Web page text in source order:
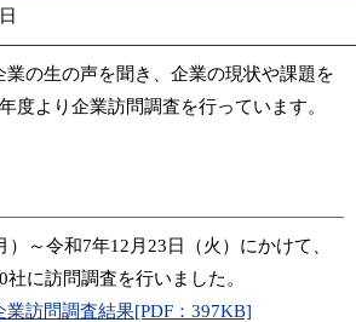
業の生の声を聞き、企業の現状や課題を
度より企業訪問調査を行っています。
～令和7年12月23日（火）にかけて、
に訪問調査を行いました。
業訪問調査結果[PDF：397KB]